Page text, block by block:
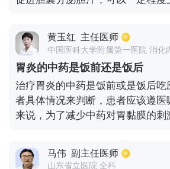
还有着非常不错的降血脂以及降血
腹吃一个作用效果会更好。苹果是
的一种水果，而且脂肪含量比较低
常的丰富，长期吃苹果更是能够防
的出现。平时可根据身体的实际
黄玉红 主任医师
中国医科大学附属第一医院 消化
胃炎的中药是饭前还是饭后
治疗胃炎的中药是饭前或是饭后吃
者具体情况来判断，患者应该遵医
来说，为了减少中药对胃黏膜的刺
更好，所以建议饭前吃。一旦药物
分，医生还是会建议饭后服用，防
马伟 副主任医师
山东省立医院 全科